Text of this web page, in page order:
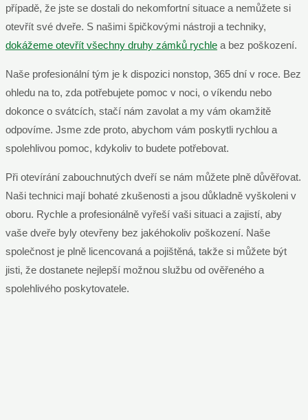
případě, že jste se dostali do nekomfortní situace a nemůžete si
otevřít své dveře. S našimi špičkovými nástroji a techniky,
dokážeme otevřít všechny druhy zámků rychle a bez poškození.
Naše profesionální tým je k dispozici nonstop, 365 dní v roce. Bez
ohledu na to, zda potřebujete pomoc v noci, o víkendu nebo
dokonce o svátcích, stačí nám zavolat a my vám okamžitě
odpovíme. Jsme zde proto, abychom vám poskytli rychlou a
spolehlivou pomoc, kdykoliv to budete potřebovat.
Při otevírání zabouchnutých dveří se nám můžete plně důvěřovat.
Naši technici mají bohaté zkušenosti a jsou důkladně vyškoleni v
oboru. Rychle a profesionálně vyřeší vaši situaci a zajistí, aby
vaše dveře byly otevřeny bez jakéhokoliv poškození. Naše
společnost je plně licencovaná a pojištěná, takže si můžete být
jisti, že dostanete nejlepší možnou službu od ověřeného a
spolehlivého poskytovatele.